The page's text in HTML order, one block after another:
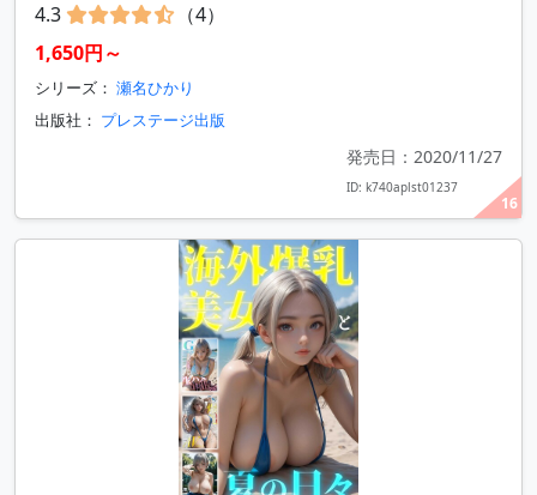
16
4.3
（4）
1,650円～
シリーズ： 瀬名ひかり
出版社： プレステージ出版
発売日：2020/11/27
ID: k740aplst01237